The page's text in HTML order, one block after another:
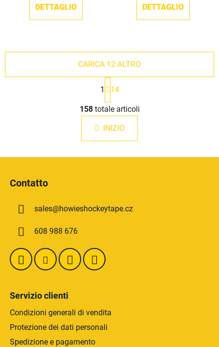
DETTAGLIO DETTAGLIO
C
o
n
t
r
o
e
CARICA 12 ALTRO
a
g
i
n
a
o
1 14
158totale articoli
INIZIO
Contatto
sales@howieshockeytape.cz
608 988 676
Servizio clienti
Condizioni generali di vendita
Protezione dei dati personali
Spedizione e pagamento